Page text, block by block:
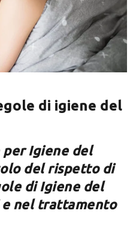
di igiene del
per Igiene del
del rispetto di
di Igiene del
e nel trattamento